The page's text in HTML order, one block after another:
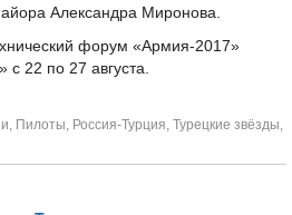
Александра Миронова.
форум «Армия-2017»
с 22 по 27 августа.
, Пилоты, Россия-Турция, Турецкие звёзды,